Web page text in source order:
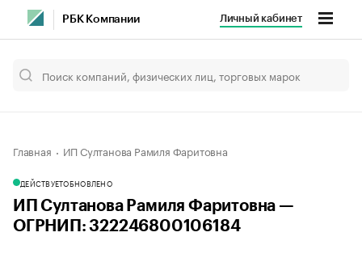
РБК Компании Личный кабинет
Главная ИП Султанова Рамиля Фаритовна
ДЕЙСТВУЕТОБНОВЛЕНО
ИП Султанова Рамиля Фаритовна —
ОГРНИП: 322246800106184